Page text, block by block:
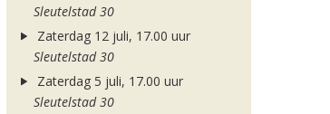
Sleutelstad 30
Zaterdag 12 juli, 17.00 uur
Sleutelstad 30
Zaterdag 5 juli, 17.00 uur
Sleutelstad 30